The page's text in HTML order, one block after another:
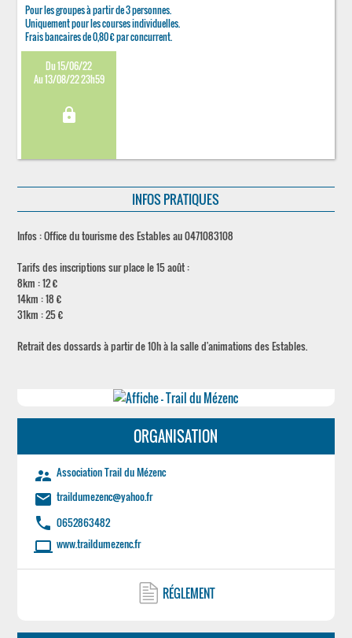
Pour les groupes à partir de 3 personnes.
Uniquement pour les courses individuelles.
Frais bancaires de 0,80 € par concurrent.
Du 15/06/22
Au 13/08/22 23h59
lock
INFOS PRATIQUES
Infos : Office du tourisme des Estables au 0471083108
Tarifs des inscriptions sur place le 15 août :
8km : 12 €
14km : 18 €
31km : 25 €
Retrait des dossards à partir de 10h à la salle d'animations des Estables.
ORGANISATION
supervisor_account Association Trail du Mézenc
email traildumezenc@yahoo.fr
phone 0652863482
laptop www.traildumezenc.fr
RÉGLEMENT